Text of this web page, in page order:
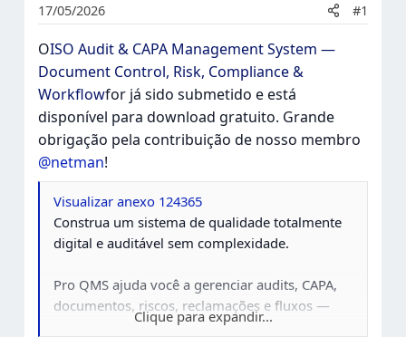
17/05/2026 #1
OISO Audit & CAPA Management System —
Document Control, Risk, Compliance &
Workflowfor já sido submetido e está
disponível para download gratuito. Grande
obrigação pela contribuição de nosso membro
@netman!
Visualizar anexo 124365
Construa um sistema de qualidade totalmente
digital e auditável sem complexidade.
Pro QMS ajuda você a gerenciar audits, CAPA,
documentos, riscos, reclamações e fluxos —
tudo em uma plataforma centralizada.
Clique para expandir...